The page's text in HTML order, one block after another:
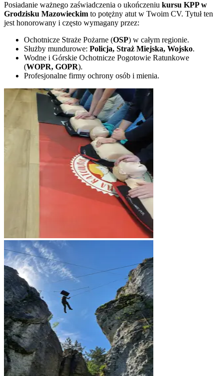
Posiadanie ważnego zaświadczenia o ukończeniu kursu KPP w
Grodzisku Mazowieckim to potężny atut w Twoim CV. Tytuł ten
jest honorowany i często wymagany przez:
Ochotnicze Straże Pożarne (OSP) w całym regionie.
Służby mundurowe: Policja, Straż Miejska, Wojsko.
Wodne i Górskie Ochotnicze Pogotowie Ratunkowe
(WOPR, GOPR).
Profesjonalne firmy ochrony osób i mienia.